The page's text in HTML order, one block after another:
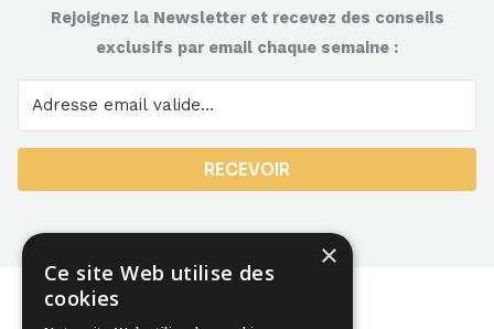
Rejoignez la Newsletter et recevez des conseils
exclusifs par email chaque semaine :
RECEVOIR
×
Ce site Web utilise des
cookies